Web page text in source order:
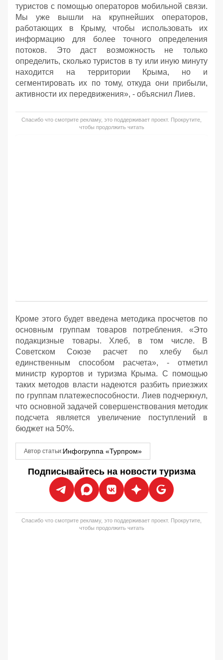
туристов с помощью операторов мобильной связи.
Мы уже вышли на крупнейших операторов,
работающих в Крыму, чтобы использовать их
информацию для более точного определения
потоков. Это даст возможность не только
определить, сколько туристов в ту или иную минуту
находится на территории Крыма, но и
сегментировать их по тому, откуда они прибыли,
активности их передвижения», - объяснил Лиев.
Спасибо что смотрите рекламу, это поддерживает проект. Прокрутите,
чтобы продолжить читать
Кроме этого будет введена методика просчетов по
основным группам товаров потребления. «Это
подакцизные товары. Хлеб, в том числе. В
Советском Союзе расчет по хлебу был
единственным способом расчета», - отметил
министр курортов и туризма Крыма. С помощью
таких методов власти надеются разбить приезжих
по группам платежеспособности. Лиев подчеркнул,
что основной задачей совершенствования методик
подсчета является увеличение поступлений в
бюджет на 50%.
Автор статьи:Инфогруппа «Турпром»
Подписывайтесь на новости туризма
Спасибо что смотрите рекламу, это поддерживает проект. Прокрутите,
чтобы продолжить читать